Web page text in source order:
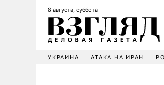
8 августа, суббота
УКРАИНА АТАКА НА ИРАН